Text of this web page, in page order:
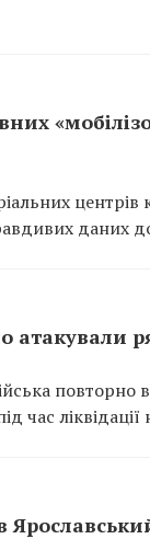
центрів
даних
атакували
час